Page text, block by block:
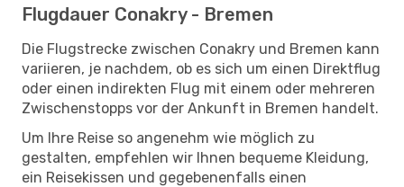
Flugdauer Conakry - Bremen
Die Flugstrecke zwischen Conakry und Bremen kann
variieren, je nachdem, ob es sich um einen Direktflug
oder einen indirekten Flug mit einem oder mehreren
Zwischenstopps vor der Ankunft in Bremen handelt.
Um Ihre Reise so angenehm wie möglich zu
gestalten, empfehlen wir Ihnen bequeme Kleidung,
ein Reisekissen und gegebenenfalls einen